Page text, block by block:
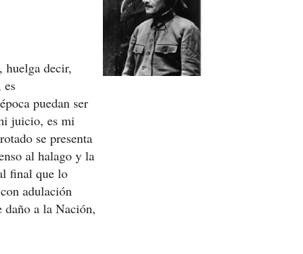
huelga decir,
es
puedan ser
juicio, es mi
se presenta
al halago y la
final que lo
adulación
a la Nación,